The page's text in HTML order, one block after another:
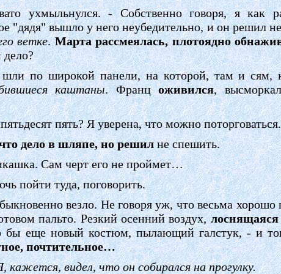
ухмыльнулся. - Собственно говоря, я как
"дядя" вышло у него неубедительно, и он решил
ветке.Марта рассмеялась, плотоядно
по широкой панели, на которой, там и сям,
каштаны. Францоживился,
пять? Я уверена, что можно поторговаться.
дело в шляпе, но решилне спешить.
Сам черт его не проймет…
пойти туда, поговорить.
везло. Не говоря уж, что весьма хорошо
пальто. Резкий осенний воздух,лоснящаяся
еще новый костюм, пылающий галстук, - и
почтительное…
видел, что он собирался на прогулку.